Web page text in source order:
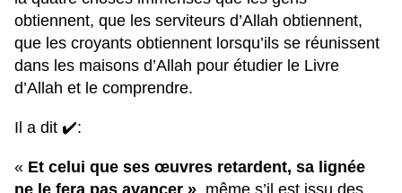
obtiennent, que les serviteurs d’Allah obtiennent,
que les croyants obtiennent lorsqu’ils se réunissent
dans les maisons d’Allah pour étudier le Livre
d’Allah et le comprendre.
Il a dit ✔️:
« Et celui que ses œuvres retardent, sa lignée